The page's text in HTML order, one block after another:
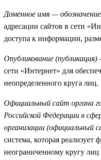
Доменное имя — обозначение
адресации сайтов в сети
доступа к информации,
Опубликование (публикация)
сети «Интернет» для
неопределенного круга лиц.
Официальный сайт органа
Российской Федерации в
организации (официальный
система, которая
неограниченному кругу